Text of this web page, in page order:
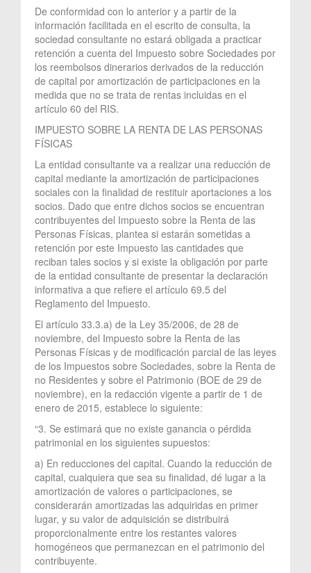
De conformidad con lo anterior y a partir de la
información facilitada en el escrito de consulta, la
sociedad consultante no estará obligada a practicar
retención a cuenta del Impuesto sobre Sociedades por
los reembolsos dinerarios derivados de la reducción
de capital por amortización de participaciones en la
medida que no se trata de rentas incluidas en el
artículo 60 del RIS.
IMPUESTO SOBRE LA RENTA DE LAS PERSONAS
FÍSICAS
La entidad consultante va a realizar una reducción de
capital mediante la amortización de participaciones
sociales con la finalidad de restituir aportaciones a los
socios. Dado que entre dichos socios se encuentran
contribuyentes del Impuesto sobre la Renta de las
Personas Físicas, plantea si estarán sometidas a
retención por este Impuesto las cantidades que
reciban tales socios y si existe la obligación por parte
de la entidad consultante de presentar la declaración
informativa a que refiere el artículo 69.5 del
Reglamento del Impuesto.
El artículo 33.3.a) de la Ley 35/2006, de 28 de
noviembre, del Impuesto sobre la Renta de las
Personas Físicas y de modificación parcial de las leyes
de los Impuestos sobre Sociedades, sobre la Renta de
no Residentes y sobre el Patrimonio (BOE de 29 de
noviembre), en la redacción vigente a partir de 1 de
enero de 2015, establece lo siguiente:
“3. Se estimará que no existe ganancia o pérdida
patrimonial en los siguientes supuestos:
a) En reducciones del capital. Cuando la reducción de
capital, cualquiera que sea su finalidad, dé lugar a la
amortización de valores o participaciones, se
considerarán amortizadas las adquiridas en primer
lugar, y su valor de adquisición se distribuirá
proporcionalmente entre los restantes valores
homogéneos que permanezcan en el patrimonio del
contribuyente.